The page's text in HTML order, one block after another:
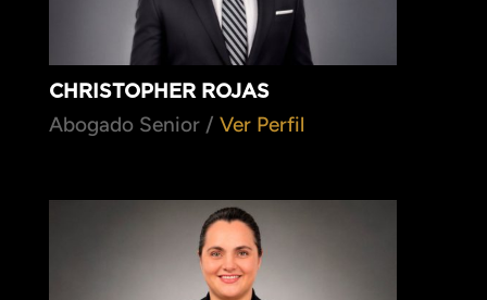
CHRISTOPHER ROJAS
Abogado Senior / Ver Perfil